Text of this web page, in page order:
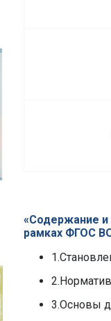
«Содержание и
рамках ФГОС
3.Основы